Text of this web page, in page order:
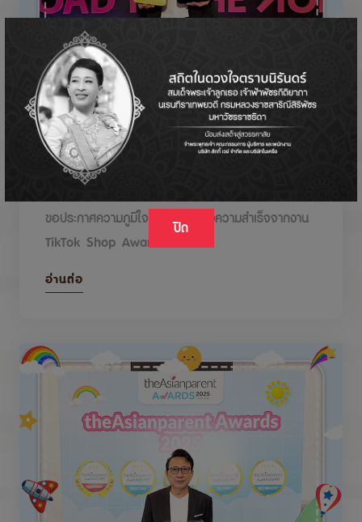
ปิด
DODOLOVE รับรางวัลในงาน TikTok Shop
Awards 2026
ขอประกาศความภูมิใจกับรางวัลแห่งความสำเร็จจากงาน
TikTok Shop Awards 2026
อ่านต่อ